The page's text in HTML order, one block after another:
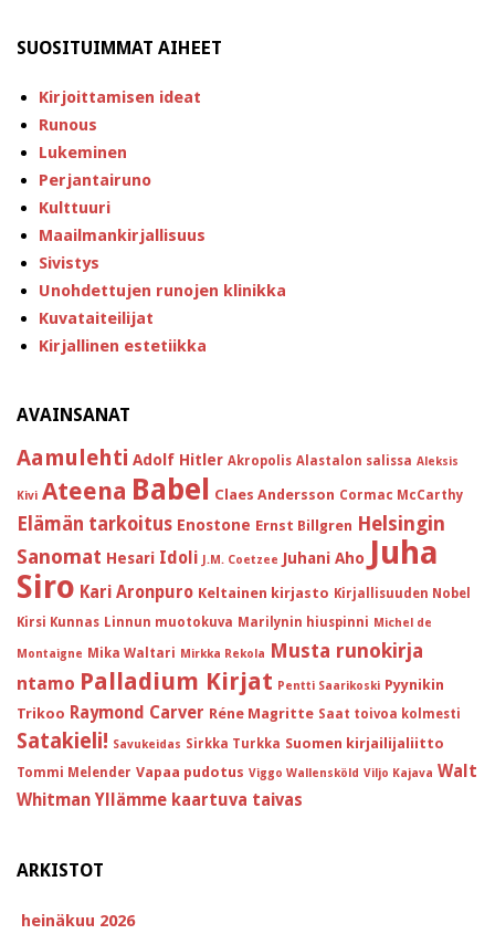
SUOSITUIMMAT AIHEET
Kirjoittamisen ideat
Runous
Lukeminen
Perjantairuno
Kulttuuri
Maailmankirjallisuus
Sivistys
Unohdettujen runojen klinikka
Kuvataiteilijat
Kirjallinen estetiikka
AVAINSANAT
Aamulehti Adolf Hitler Akropolis Alastalon salissa Aleksis
Kivi Ateena Babel Claes Andersson Cormac McCarthy
Elämän tarkoitus Enostone Ernst Billgren Helsingin
Sanomat Hesari Idoli J.M. Coetzee Juhani Aho Juha
Siro Kari Aronpuro Keltainen kirjasto Kirjallisuuden Nobel
Kirsi Kunnas Linnun muotokuva Marilynin hiuspinni Michel de
Montaigne Mika Waltari Mirkka Rekola Musta runokirja
ntamo Palladium Kirjat Pentti Saarikoski Pyynikin
Trikoo Raymond Carver Réne Magritte Saat toivoa kolmesti
Satakieli! Savukeidas Sirkka Turkka Suomen kirjailijaliitto
Tommi Melender Vapaa pudotus Viggo Wallensköld Viljo Kajava Walt
Whitman Yllämme kaartuva taivas
ARKISTOT
heinäkuu 2026